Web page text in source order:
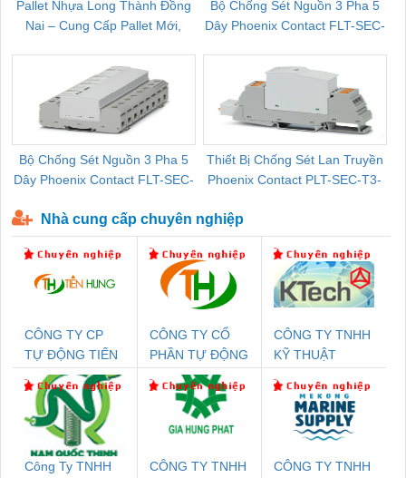
Pallet Nhựa Long Thành Đồng
Nai – Cung Cấp Pallet Mới,
Bộ Chống Sét Nguồn 3 Pha 5
Dây Phoenix Contact FLT-SEC-
Bộ Chống Sét Nguồn 3 Pha 5
Dây Phoenix Contact FLT-SEC-
Thiết Bị Chống Sét Lan Truyền
Phoenix Contact PLT-SEC-T3-
Nhà cung cấp chuyên nghiệp
CÔNG TY CP
TỰ ĐỘNG TIẾN
HƯNG
CÔNG TY CỔ
PHẦN TỰ ĐỘNG
TIẾN HƯNG
CÔNG TY TNHH
KỸ THUẬT
NAM
Công Ty TNHH
CÔNG TY TNHH
CÔNG TY TNHH